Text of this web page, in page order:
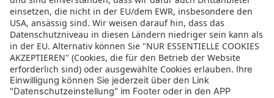
Griechenland Rundreisen
Norwegen Rundreise
Baltikum Rundreise
Skandinavien Rundreise
Schweden Rundreise